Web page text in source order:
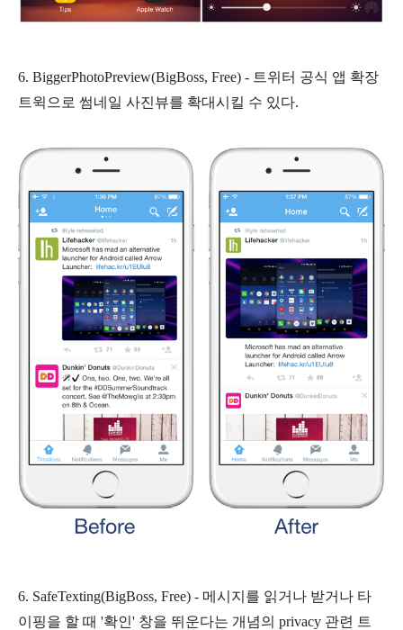
6. BiggerPhotoPreview(BigBoss, Free) - 트위터 공식 앱 확장
트윅으로 썸네일 사진뷰를 확대시킬 수 있다.
6. SafeTexting(BigBoss, Free) - 메시지를 읽거나 받거나 타
이핑을 할 때 '확인' 창을 뛰운다는 개념의 privacy 관련 트